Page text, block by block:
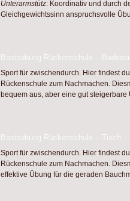
Unterarmstütz: Koordinativ und durch
Gleichgewichtssinn anspruchsvolle
Basisübung Rückenschule –
Sport für zwischendurch. Hier findest
Rückenschule zum Nachmachen.
bequem aus, aber eine gut
Basisübung Rückenschule – Tisch
Sport für zwischendurch. Hier findest
Rückenschule zum Nachmachen.
effektive Übung für die geraden